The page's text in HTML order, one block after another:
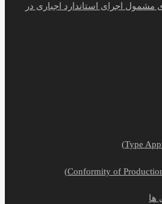
مشمول اجرای استاندارد اجباری در
ها